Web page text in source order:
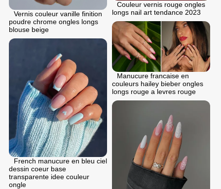
Couleur vernis rouge ongles
longs nail art tendance 2023
Vernis couleur vanille finition
poudre chrome ongles longs
blouse beige
Manucure francaise en
couleurs hailey bieber ongles
longs rouge a levres rouge
French manucure en bleu ciel
dessin coeur base
transparente idee couleur
ongle